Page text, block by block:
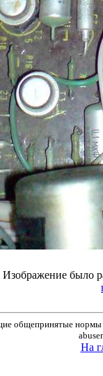
Изображение было
общепринятые нормы
На